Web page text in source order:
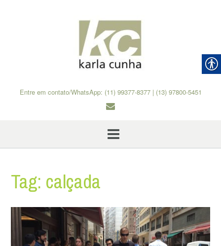
Entre em contato/WhatsApp: (11) 99377-8377 | (13) 97800-5451
Tag: calçada